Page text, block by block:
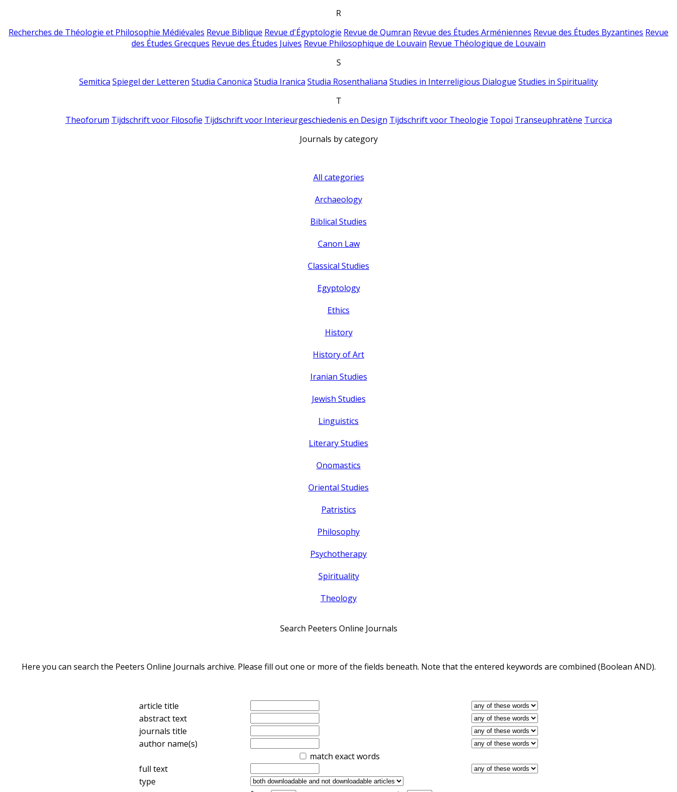
R
Recherches de Théologie et Philosophie Médiévales Revue Biblique Revue d'Égyptologie Revue de Qumran Revue des Études Arméniennes Revue des Études Byzantines Revue
des Études Grecques Revue des Études Juives Revue Philosophique de Louvain Revue Théologique de Louvain
S
Semitica Spiegel der Letteren Studia Canonica Studia Iranica Studia Rosenthaliana Studies in Interreligious Dialogue Studies in Spirituality
T
Theoforum Tijdschrift voor Filosofie Tijdschrift voor Interieurgeschiedenis en Design Tijdschrift voor Theologie Topoi Transeuphratène Turcica
Journals by category
All categories
Archaeology
Biblical Studies
Canon Law
Classical Studies
Egyptology
Ethics
History
History of Art
Iranian Studies
Jewish Studies
Linguistics
Literary Studies
Onomastics
Oriental Studies
Patristics
Philosophy
Psychotherapy
Spirituality
Theology
Search Peeters Online Journals
Here you can search the Peeters Online Journals archive. Please fill out one or more of the fields beneath. Note that the entered keywords are combined (Boolean AND).
article title
abstract text
journals title
author name(s)
match exact words
full text
type